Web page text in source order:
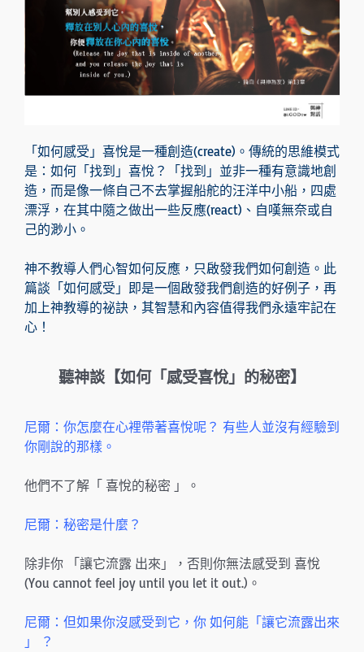
「如何感受」喜悅是一種創造(create)。傳統的思維模式
是：如何「找到」喜悅？「找到」並非一種有意識地創
造，而是像一條自己不去掌握船舵的汪洋中小船，四處
漂浮，在其中隨之做出一些反應(react)、自嘆無奈或自
己的渺小。
神不教導人們心智如何反應，只啟發我們如何創造。此
篇談「如何感受」即是一個啟發我們創造的好例子，再
加上神教導的祕訣，其智慧和內容值得我們永遠牢記在
心！
聽神談【如何「感受喜悅」的秘密】
尼爾：你怎麼在心裡帶著喜悅呢？ 有些人並沒有經驗到
你剛說的那樣。
他們不了解「 喜悅的秘密 」。
尼爾：秘密是什麼？
除非你 「讓它流露 出來」，否則你無法感受到 喜悅
(You cannot feel joy until you let it out.)。
尼爾：但如果你沒感受到它，你 如何能「讓它流露出來
」 ？